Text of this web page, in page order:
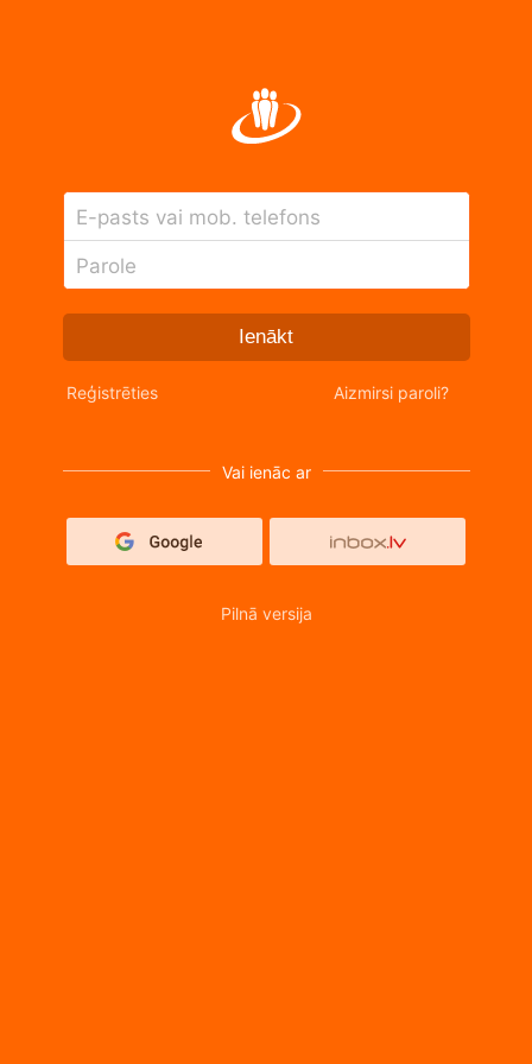
E-pasts vai mob. telefons
Parole
Ienākt
Reģistrēties Aizmirsi paroli?
Vai ienāc ar
Pilnā versija